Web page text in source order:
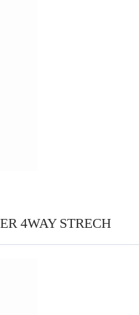
4WAY STRECH